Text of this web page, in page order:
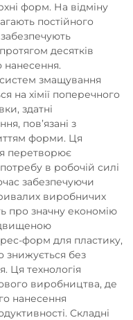
форм. На відміну
постійного
десятків
нанесення.
змащування
на хімії поперечного
здатні
пов’язані з
форми. Ця
перетворює
в робочій силі
забезпечуючи
виробничих
про значну економію
форм для пластику,
знижується без
Ця технологія
виробництва, де
нанесення
Складні